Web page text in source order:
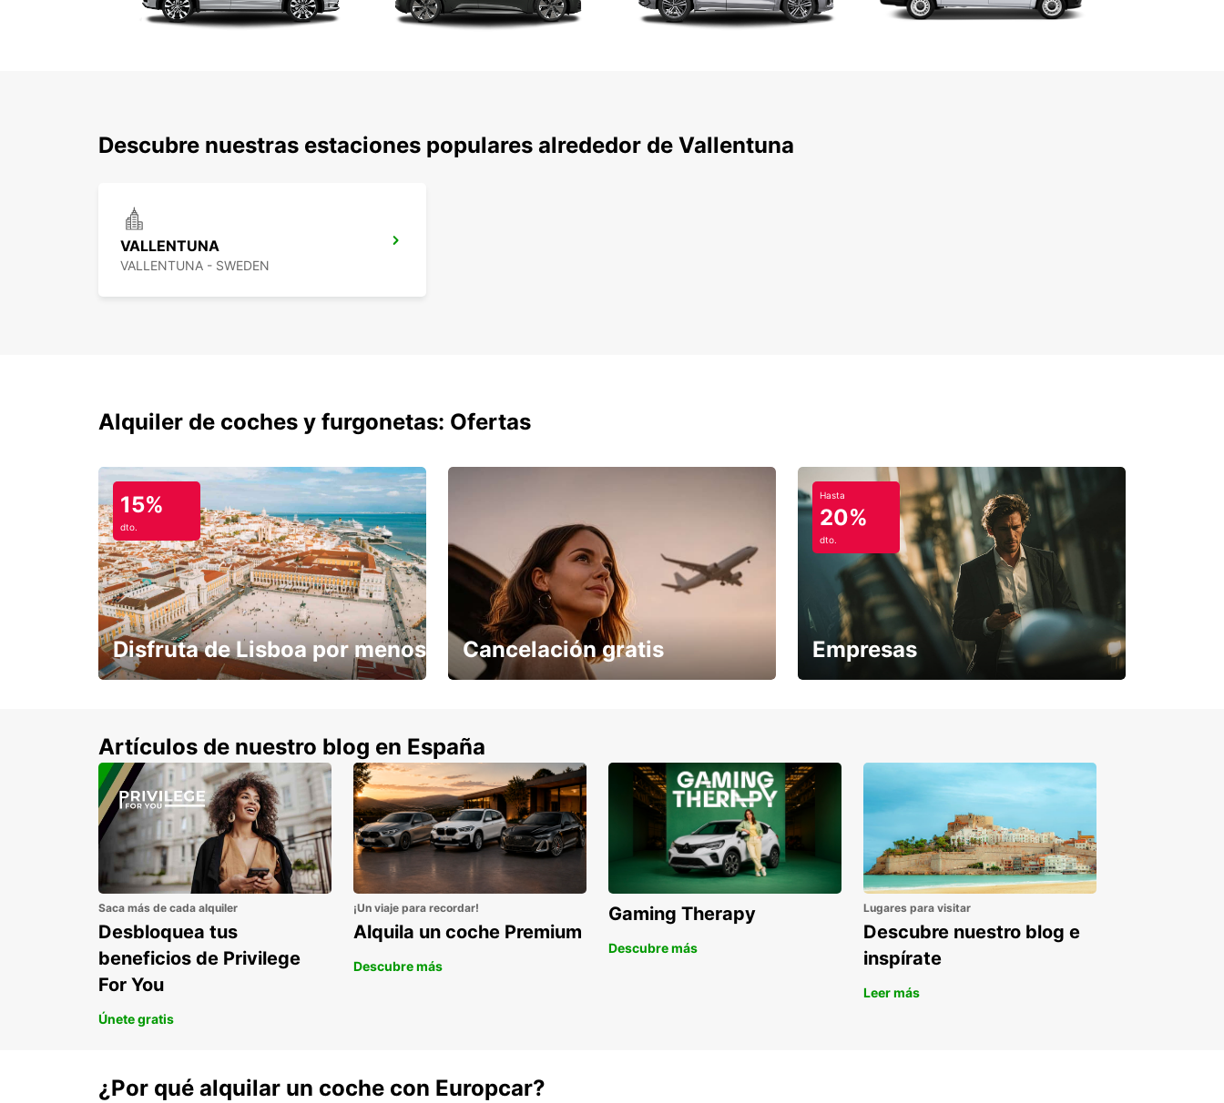
maravilloso destino a tu manera.
Descubre nuestras estaciones populares alrededor de Vallentuna
VALLENTUNA
VALLENTUNA - SWEDEN
Alquiler de coches y furgonetas: Ofertas
15%
dto.
Disfruta de Lisboa por menos Cancelación gratis
Hasta
20%
dto.
Empresas
Artículos de nuestro blog en España
Saca más de cada alquiler
Desbloquea tus
beneficios de Privilege
For You
Únete gratis
¡Un viaje para recordar!
Alquila un coche Premium
Descubre más
Gaming Therapy
Descubre más
Lugares para visitar
Descubre nuestro blog e
inspírate
Leer más
¿Por qué alquilar un coche con Europcar?